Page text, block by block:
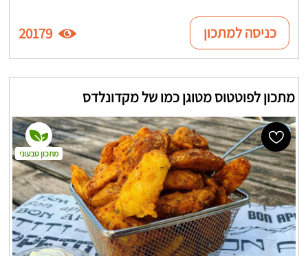
כניסה למתכון 20179
מתכון לפוטטוס מטוגן כמו של מקדונלדס
מתכון טבעוני